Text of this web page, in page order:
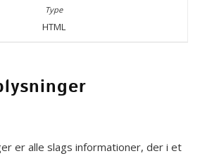
HTML
er alle slags informationer, der i et